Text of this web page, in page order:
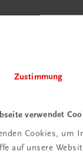
Zustimmung
verwendet
Cookies, um
auf unsere